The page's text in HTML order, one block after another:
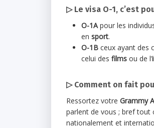
▷ Le visa O-1, c’est
O-1Apour les
en sport.
O-1B ceux ayant des
celui des films ou de l’
▷ Comment on fait
Ressortez votre Grammy
parlent de vous ; bref tout
nationalement et